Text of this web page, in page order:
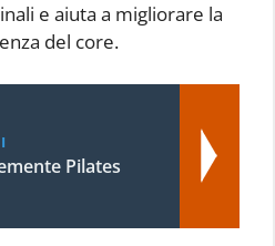
e aiuta a migliorare la
del core.
Pilates